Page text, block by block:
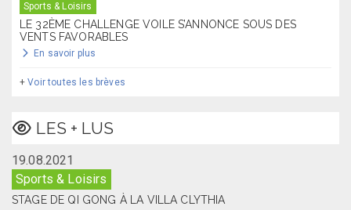
Sports & Loisirs
LE 32ÈME CHALLENGE VOILE S’ANNONCE SOUS DES
VENTS FAVORABLES
En savoir plus
+Voir toutes les brèves
LES + LUS
19.08.2021
Sports & Loisirs
STAGE DE QI GONG À LA VILLA CLYTHIA